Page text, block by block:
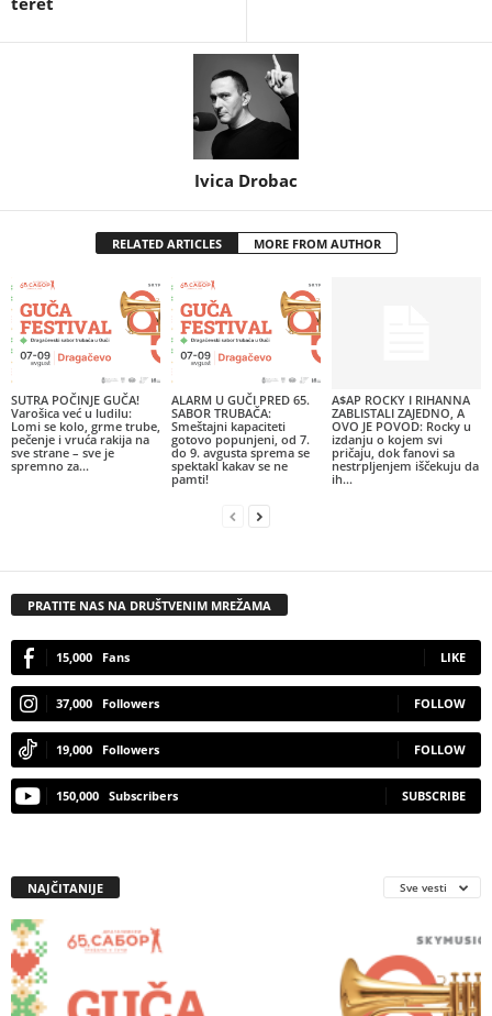
Ivica Drobac
RELATED ARTICLES MORE FROM AUTHOR
SUTRA POČINJE GUČA!
Varošica već u ludilu:
Lomi se kolo, grme trube,
pečenje i vruća rakija na
sve strane – sve je
spremno za...
ALARM U GUČI PRED 65.
SABOR TRUBAČA:
Smeštajni kapaciteti
gotovo popunjeni, od 7.
do 9. avgusta sprema se
spektakl kakav se ne
pamti!
A$AP ROCKY I RIHANNA
ZABLISTALI ZAJEDNO, A
OVO JE POVOD: Rocky u
izdanju o kojem svi
pričaju, dok fanovi sa
nestrpljenjem iščekuju da
ih...
PRATITE NAS NA DRUŠTVENIM MREŽAMA
15,000 Fans LIKE
37,000 Followers FOLLOW
19,000 Followers FOLLOW
150,000 Subscribers SUBSCRIBE
NAJČITANIJE Sve vesti